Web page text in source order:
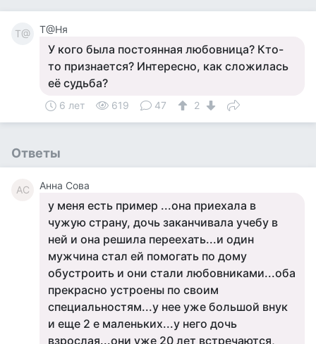
Т@ Т@Ня
У кого была постоянная любовница? Кто-
то признается? Интересно, как сложилась
её судьба?
6 лет 619 47 2
Ответы
АС Анна Сова
у меня есть пример ...она приехала в
чужую страну, дочь заканчивала учебу в
ней и она решила переехать...и один
мужчина стал ей помогать по дому
обустроить и они стали любовниками...оба
прекрасно устроены по своим
специальностям...у нее уже большой внук
и еще 2 е маленьких...у него дочь
взрослая...они уже 20 лет встречаются,